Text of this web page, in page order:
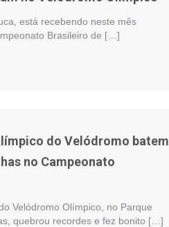
está recebendo neste mês
Brasileiro de […]
do Velódromo batem
no Campeonato
Velódromo Olímpico, no Parque
quebrou recordes e fez bonito […]